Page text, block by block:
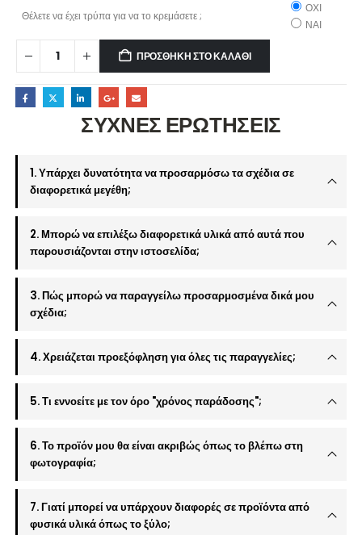
Θέλετε να έχει τρύπα για να το κρεμάσετε ;
ΟΧΙ
ΝΑΙ
ΠΡΟΣΘΉΚΗ ΣΤΟ ΚΑΛΆΘΙ
ΣΥΧΝΕΣ ΕΡΩΤΗΣΕΙΣ
1. Υπάρχει δυνατότητα να προσαρμόσω τα σχέδια σε
διαφορετικά μεγέθη;
2. Μπορώ να επιλέξω διαφορετικά υλικά από αυτά που
παρουσιάζονται στην ιστοσελίδα;
3. Πώς μπορώ να παραγγείλω προσαρμοσμένα δικά μου
σχέδια;
4. Χρειάζεται προεξόφληση για όλες τις παραγγελίες;
5. Τι εννοείτε με τον όρο "χρόνος παράδοσης";
6. Το προϊόν μου θα είναι ακριβώς όπως το βλέπω στη
φωτογραφία;
7. Γιατί μπορεί να υπάρχουν διαφορές σε προϊόντα από
φυσικά υλικά όπως το ξύλο;